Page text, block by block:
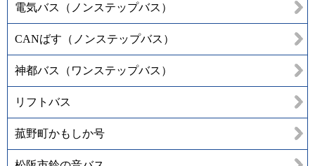
電気バス（ノンステップバス）
CANばす（ノンステップバス）
神都バス（ワンステップバス）
リフトバス
菰野町かもしか号